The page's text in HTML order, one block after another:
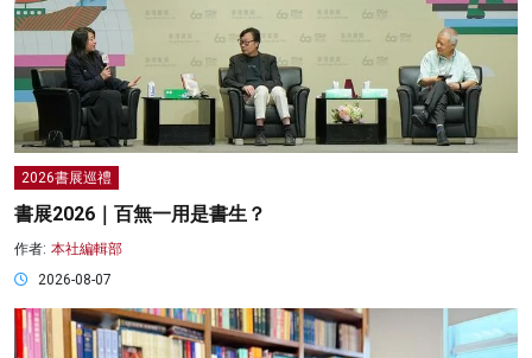
2026書展巡禮
書展2026｜百無一用是書生？
作者: 本社編輯部
2026-08-07